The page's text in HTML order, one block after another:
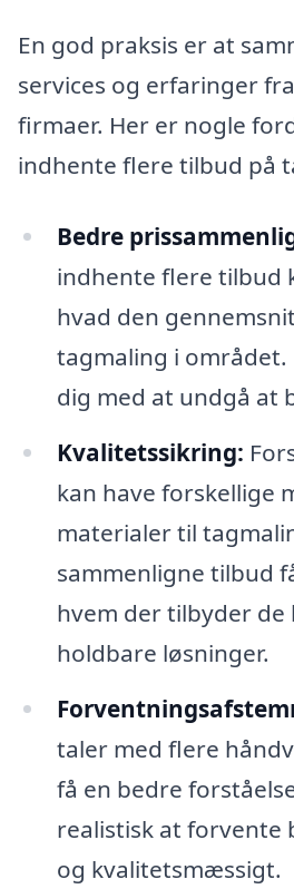
En god praksis er at
services og erfaringer
firmaer. Her er nogle
indhente flere tilbud på
Bedre
indhente flere tilbud
hvad den
tagmaling i
dig med at undgå at
Kvalitetssikring:
kan have forskellige
materialer til
sammenligne tilbud
hvem der tilbyder de
holdbare løsninger.
taler med flere
få en bedre
realistisk at forvente
og kvalitetsmæssigt.